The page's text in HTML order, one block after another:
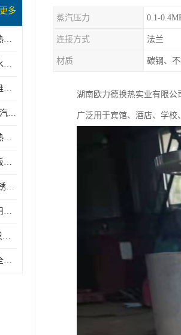
更多
汽水换热机组水水板式换热机组板式热交换机组厂家专业定制
空调制冷采暖适用不锈钢水水汽水板式换热器
湖南益阳宽流道固体、纤维、浆状物质加热冷却冷凝蒸发板式换热器
湖南娄底承300℃高温蒸汽汽水二级换热器
湖南欧力德药液、纯水加热、冷却、蒸发及杀菌用卫生级板式换热器
数据中心浅波纹高效节能板式换热器
湖南高效节能BR可拆式不锈钢板式换热器厂家定制
化工、电力、钢铁行业适用冷却冷凝蒸发加热不锈钢可拆式板式换热器
湖南怀化KHZD-BN210-3发动机柴油冷却钎焊机板式热交换器
湖南衡阳化工农药行业用全焊接板式冷凝器专业定制
蒸汽压力 0.1-
连接方式 法兰
材质 碳钢、
湖南欧力德换热实业有限公
广泛用于宾馆、酒店、学校